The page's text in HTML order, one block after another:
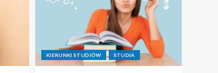
KIERUNKI STUDIÓW STUDIA